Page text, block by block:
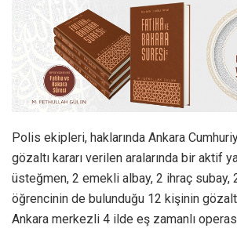
Polis ekipleri, haklarında Ankara
gözaltı kararı verilen aralarında bir aktif
üsteğmen, 2 emekli albay, 2 ihraç subay,
öğrencinin de bulunduğu 12 kişinin
Ankara merkezli 4 ilde eş zamanlı